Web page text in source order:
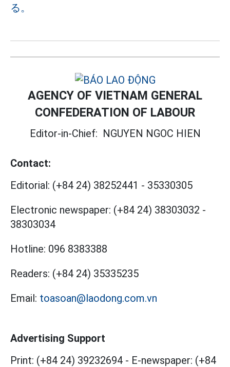
る。
AGENCY OF VIETNAM GENERAL
CONFEDERATION OF LABOUR
Editor-in-Chief: NGUYEN NGOC HIEN
Contact:
Editorial: (+84 24) 38252441 - 35330305
Electronic newspaper: (+84 24) 38303032 -
38303034
Hotline: 096 8383388
Readers: (+84 24) 35335235
Email: toasoan@laodong.com.vn
Advertising Support
Print: (+84 24) 39232694 - E-newspaper: (+84